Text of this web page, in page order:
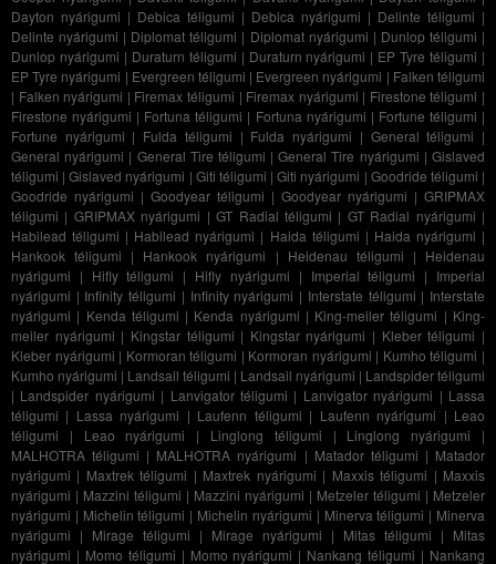
Dayton nyárigumi | Debica téligumi | Debica nyárigumi | Delinte téligumi |
Delinte nyárigumi | Diplomat téligumi | Diplomat nyárigumi | Dunlop téligumi |
Dunlop nyárigumi | Duraturn téligumi | Duraturn nyárigumi | EP Tyre téligumi |
EP Tyre nyárigumi | Evergreen téligumi | Evergreen nyárigumi | Falken téligumi
| Falken nyárigumi | Firemax téligumi | Firemax nyárigumi | Firestone téligumi |
Firestone nyárigumi | Fortuna téligumi | Fortuna nyárigumi | Fortune téligumi |
Fortune nyárigumi | Fulda téligumi | Fulda nyárigumi | General téligumi |
General nyárigumi | General Tire téligumi |General Tire nyárigumi |Gislaved
téligumi |Gislaved nyárigumi | Giti téligumi |Giti nyárigumi | Goodride téligumi |
Goodride nyárigumi | Goodyear téligumi | Goodyear nyárigumi | GRIPMAX
téligumi | GRIPMAX nyárigumi |GT Radial téligumi | GT Radial nyárigumi |
Habilead téligumi | Habilead nyárigumi | Haida téligumi | Haida nyárigumi |
Hankook téligumi | Hankook nyárigumi | Heidenau téligumi | Heidenau
nyárigumi | Hifly téligumi | Hifly nyárigumi | Imperial téligumi | Imperial
nyárigumi | Infinity téligumi | Infinity nyárigumi | Interstate téligumi | Interstate
nyárigumi | Kenda téligumi | Kenda nyárigumi | King-meiler téligumi | King-
meiler nyárigumi | Kingstar téligumi | Kingstar nyárigumi | Kleber téligumi |
Kleber nyárigumi | Kormoran téligumi | Kormoran nyárigumi | Kumho téligumi |
Kumho nyárigumi | Landsail téligumi | Landsail nyárigumi | Landspider téligumi
| Landspider nyárigumi | Lanvigator téligumi | Lanvigator nyárigumi | Lassa
téligumi | Lassa nyárigumi | Laufenn téligumi | Laufenn nyárigumi | Leao
téligumi | Leao nyárigumi | Linglong téligumi | Linglong nyárigumi |
MALHOTRA téligumi | MALHOTRA nyárigumi | Matador téligumi | Matador
nyárigumi | Maxtrek téligumi | Maxtrek nyárigumi | Maxxis téligumi | Maxxis
nyárigumi | Mazzini téligumi | Mazzini nyárigumi | Metzeler téligumi | Metzeler
nyárigumi | Michelin téligumi | Michelin nyárigumi | Minerva téligumi | Minerva
nyárigumi | Mirage téligumi | Mirage nyárigumi | Mitas téligumi | Mitas
nyárigumi | Momo téligumi | Momo nyárigumi | Nankang téligumi | Nankang